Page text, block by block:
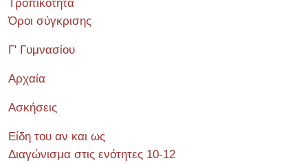
Τροπικότητα
Όροι σύγκρισης
Γ' Γυμνασίου
Αρχαία
Ασκήσεις
Είδη του αν και ως
Διαγώνισμα στις ενότητες 10-12